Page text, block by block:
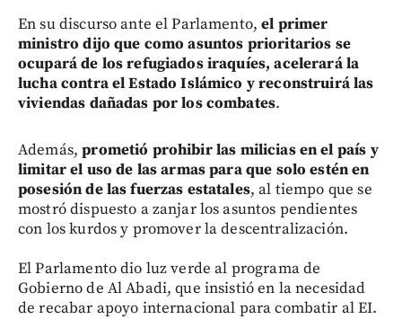
En su discurso ante el Parlamento,el primer
ministro dijo que como asuntos prioritarios se
ocupará de los refugiados iraquíes, acelerará la
lucha contra el Estado Islámico y reconstruirá las
viviendas dañadas por los combates.
Además, prometió prohibir las milicias en el país y
limitar el uso de las armas para que solo estén en
posesión de las fuerzas estatales, al tiempo que se
mostró dispuesto a zanjar los asuntos pendientes
con los kurdos y promover la descentralización.
El Parlamento dio luz verde al programa de
Gobierno de Al Abadi, que insistió en la necesidad
de recabar apoyo internacional para combatir al EI.